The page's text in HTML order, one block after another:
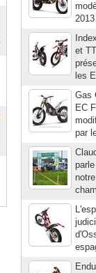
et
les
Gas
EC
par